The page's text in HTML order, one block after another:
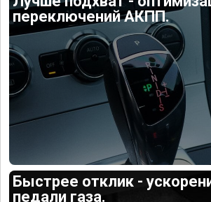
переключений АКПП.
Быстрее отклик -
педали газа.